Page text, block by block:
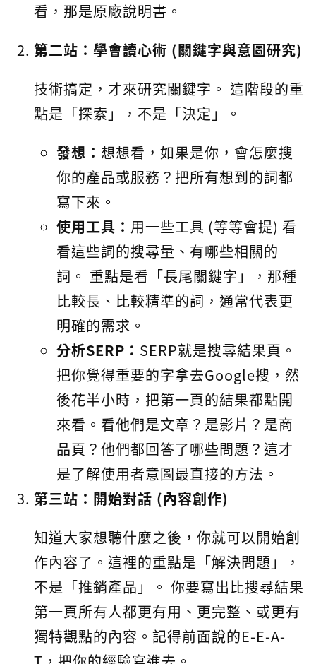
看，那是原廠說明書。
第二站：學會讀心術 (關鍵字與意圖研究)
技術搞定，才來研究關鍵字。 這階段的重
點是「探索」，不是「決定」。
發想： 想想看，如果是你，會怎麼搜
你的產品或服務？把所有想到的詞都
寫下來。
使用工具： 用一些工具 (等等會提) 看
看這些詞的搜尋量、有哪些相關的
詞。 重點是看「長尾關鍵字」，那種
比較長、比較精準的詞，通常代表更
明確的需求。
分析SERP： SERP就是搜尋結果頁。
把你覺得重要的字拿去Google搜，然
後花半小時，把第一頁的結果都點開
來看。看他們是文章？是影片？是商
品頁？他們都回答了哪些問題？這才
是了解使用者意圖最直接的方法。
第三站：開始對話 (內容創作)
知道大家想聽什麼之後，你就可以開始創
作內容了。這裡的重點是「解決問題」，
不是「推銷產品」。 你要寫出比搜尋結果
第一頁所有人都更有用、更完整、或更有
獨特觀點的內容。記得前面說的E-E-A-